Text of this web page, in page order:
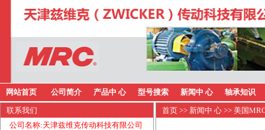
网站首页 公司简介 产品中 心 型号搜索 新闻中 心 轴承知识
联系我们
公司名称:天津兹维克传动科技有限公司
首页 >> 新闻中 心 >> 美国